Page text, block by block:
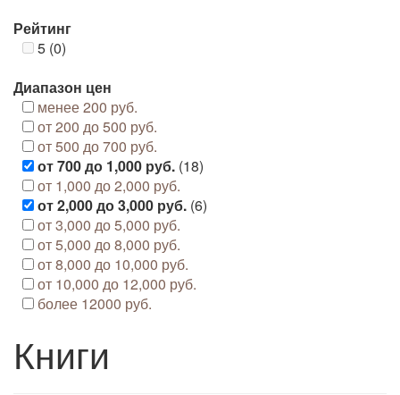
Рейтинг
5 (0)
Диапазон цен
менее 200 руб.
от 200 до 500 руб.
от 500 до 700 руб.
от 700 до 1,000 руб. (18)
от 1,000 до 2,000 руб.
от 2,000 до 3,000 руб. (6)
от 3,000 до 5,000 руб.
от 5,000 до 8,000 руб.
от 8,000 до 10,000 руб.
от 10,000 до 12,000 руб.
более 12000 руб.
Книги